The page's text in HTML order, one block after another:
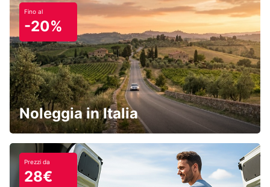
Fino al
-20%
Noleggia in Italia
Prezzi da
28€